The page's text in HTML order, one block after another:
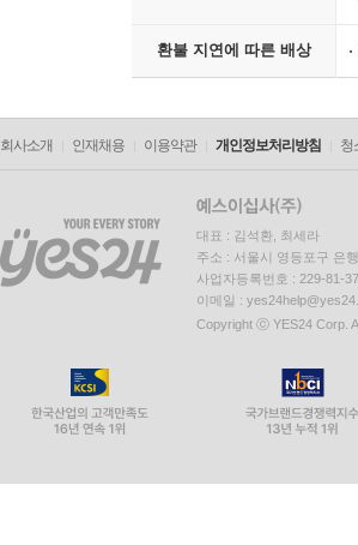
환불 지연에 따른 배상
회사소개 인재채용 이용약관 개인정보처리방침 청
대표 : 김석환, 최세라
주소 : 서울시 영등포구 은
사업자등록번호 : 229-81-
이메일 :
Copyright ⓒ YES24 Corp.